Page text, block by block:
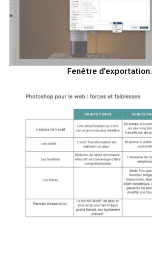
Fenêtre d’exportation.